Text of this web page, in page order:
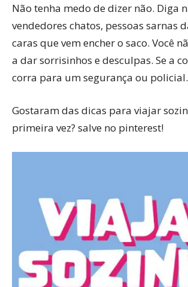
Não tenha medo de dizer não. Diga
vendedores chatos, pessoas sarnas
caras que vem encher o saco. Você
a dar sorrisinhos e desculpas. Se a
corra para um segurança ou policial.
Gostaram das dicas para viajar
primeira vez? salve no pinterest!